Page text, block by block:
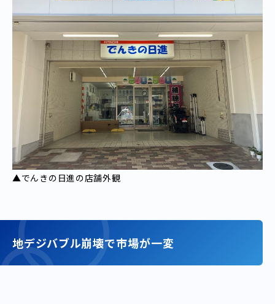
▲でんきの日進の店舗外観
地デジバブル崩壊で市場が一変